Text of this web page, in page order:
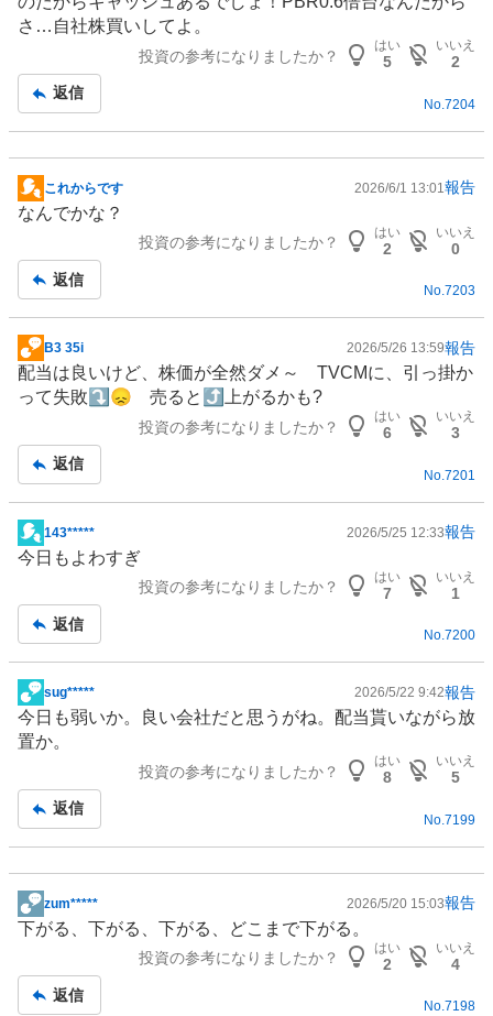
事
さ…自社株買いしてよ。
投資の参考になりましたか？
はい
5
いいえ
2
返信
No. 7204
掲
示
事
これからです 2026/6/1 13:01 報告
なんでかな？
投資の参考になりましたか？
はい
2
いいえ
0
返信
No.7203
掲
示
板
B3 35i 2026/5/26 13:59報告
配当は良いけど、株価が全然ダメ～ TVCMに、引っ掛か
って失敗⤵😞 売ると⤴上がるかも?
投資の参考になりましたか？
はい
6
いいえ
3
返信
No. 7201
掲
示
事
143***** 2026/5/25 12:33報告
今日もよわすぎ
投資の参考になりましたか？
はい
7
いいえ
1
返信
No.7200
掲
示
板
sug***** 2026/5/22 9:42報告
今日も弱いか。良い会社だと思うがね。配当貰いながら放
置か。
投資の参考になりましたか？
はい
8
いいえ
5
返信
No. 7199
掲
示
事
zum***** 2026/5/20 15:03報告
下がる、下がる、下がる、どこまで下がる。
投資の参考になりましたか？
はい
2
いいえ
4
返信
No.7198